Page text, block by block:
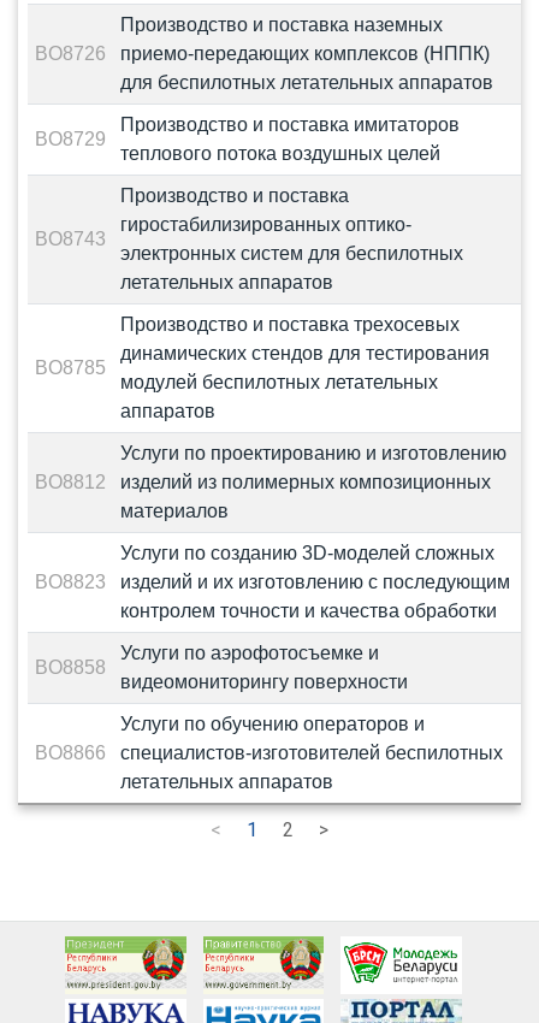
BO8726
Производство и поставка наземных
приемо-передающих комплексов (НППК)
для беспилотных летательных аппаратов
BO8729
Производство и поставка имитаторов
теплового потока воздушных целей
BO8743
Производство и поставка
гиростабилизированных оптико-
электронных систем для беспилотных
летательных аппаратов
BO8785
Производство и поставка трехосевых
динамических стендов для тестирования
модулей беспилотных летательных
аппаратов
BO8812
Услуги по проектированию и изготовлению
изделий из полимерных композиционных
материалов
BO8823
Услуги по созданию 3D-моделей сложных
изделий и их изготовлению с последующим
контролем точности и качества обработки
BO8858
Услуги по аэрофотосъемке и
видеомониторингу поверхности
BO8866
Услуги по обучению операторов и
специалистов-изготовителей беспилотных
летательных аппаратов
< 1 2 >